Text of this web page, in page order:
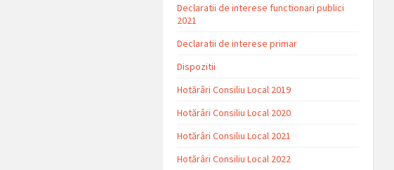
Declaratii de interese functionari publici
2021
Declaratii de interese primar
Dispozitii
Hotărâri Consiliu Local 2019
Hotărâri Consiliu Local 2020
Hotărâri Consiliu Local 2021
Hotărâri Consiliu Local 2022